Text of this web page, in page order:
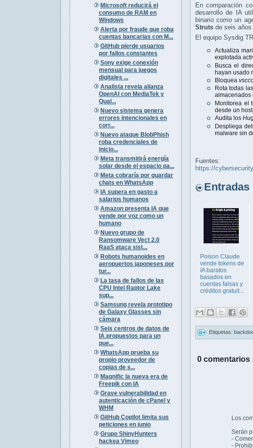
Microsoft reducirá el
consumo de RAM en
Windows
Alerta por fraude que roba
cuentas bancarias con M...
GitHub pierde usuarios
por fallos constantes
Sony exige conexión
mensual para juegos
digitales ...
Analista revela alianza
OpenAI con MediaTek y
Qual...
Nuevo sistema genera
errores intencionales en
corr...
Nuevo ataque BlobPhish
roba credenciales de
inicio...
Meta transmitirá energía
solar desde el espacio pa...
Meta cobraría por guardar
chats en WhatsApp
IA supera en gasto a
salarios humanos
Amazon presenta IA que
vende por voz como un
humano
Nuevo grupo de
Ransomware Vect 2.0
RaaS ataca sist...
Robots humanoides en
aeropuertos japoneses por
tur...
La tasa de fallos de las
CPU Intel Raptor Lake
sup...
Samsung revela prototipo
de Galaxy Glasses sin
cámara
Seis centros de datos de
IA propuestos para un
pue...
WhatsApp prueba su
propio proveedor de
copias de s...
Magnific la nueva era de
Freepik con IA
Grave vulnerabilidad en
autenticación de cPanel y
WHM
GitHub Copilot limita sus
peticiones en junio
Grupo ShinyHunters
hackea Vimeo
En comparación
desarrollo de IA
binario como un
Struts de seis
El equipo Sysdig
Actualiza
explotada
Busca el
hayan usado
Bloquea
Rota todas
almacenados
Monitorea el
desde un
Audita los
Despliega
malware sin
Fuentes:
https://
Entradas
Poison Claude
vende tokens de
IA baratos
basados en
cuentas falsas y
créditos gratuit...
Etiquetas:
0 comentarios
Los
Serán
-
-